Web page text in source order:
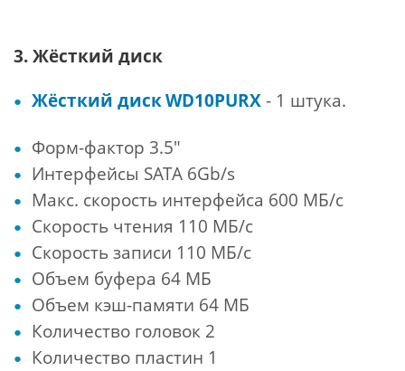
3. Жёсткий диск
Жёсткий дискWD10PURX - 1 штука.
Форм-фактор 3.5"
Интерфейсы SATA 6Gb/s
Макс. скорость интерфейса 600 МБ/с
Скорость чтения 110 МБ/с
Скорость записи 110 МБ/с
Объем буфера 64 МБ
Объем кэш-памяти 64 МБ
Количество головок 2
Количество пластин 1